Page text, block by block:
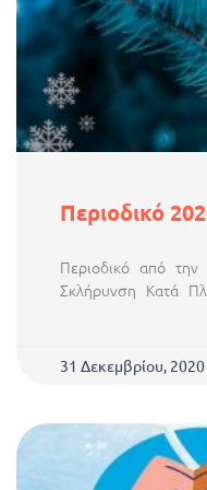
Περιοδικό
Περιοδικό από την
Σκλήρυνση Κατά
31 Δεκεμβρίου, 2020